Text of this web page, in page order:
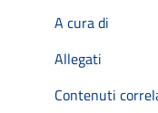
A cura di
Allegati
Contenuti